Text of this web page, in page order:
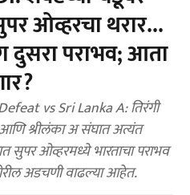
ओव्हरचा थरार...
पराभव; आता
vs Sri Lanka A: तिरंगी
श्रीलंका अ संघात अत्यंत
सुपर ओव्हरमध्ये भारताचा पराभव
अडचणी वाढल्या आहेत.